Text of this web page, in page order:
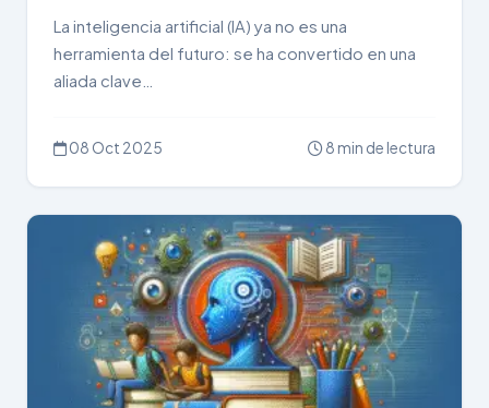
La inteligencia artificial (IA) ya no es una
herramienta del futuro: se ha convertido en una
aliada clave…
08 Oct 2025 8 min de lectura